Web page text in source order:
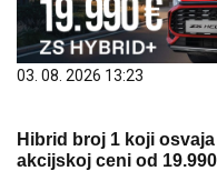
03. 08. 2026 13:23
Hibrid broj 1 koji
akcijskoj ceni od